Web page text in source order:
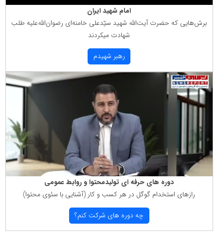
امام شهید ایران
برش‌هایی كه حضرت آیت‌الله شهید سیّدعلی خامنه‌ای رضوان‌الله‌علیه طلب
شهادت میكردند
رهبر شهیدم
دوره های حرفه ای تولیدمحتوا و روابط عمومی
رازهای استخدام گوگل در هر كسب و كار (آشنایی با سئوی محتوا)
چه دوره های شركت كنم؟